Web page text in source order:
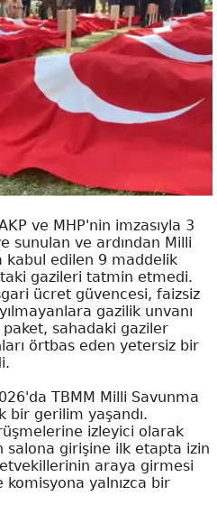
ve MHP'nin imzasıyla 3
sunulan ve ardından Milli
kabul edilen 9 maddelik
gazileri tatmin etmedi.
ücret güvencesi, faizsiz
gazilik unvanı
sahadaki gaziler
örtbas eden yetersiz bir
TBMM Milli Savunma
bir gerilim yaşandı.
izleyici olarak
salona girişine ilk etapta izin
araya girmesi
yalnızca bir